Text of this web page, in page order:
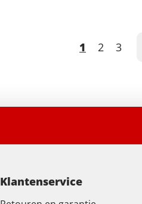
1 2 3
Klantenservice